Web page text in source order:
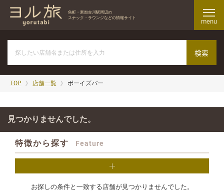
魚町・東加古川駅周辺の
スナック・ラウンジなどの情報サイト
menu
TOP 店舗一覧 ボーイズバー
見つかりませんでした。
特徴から探す Feature
お探しの条件と一致する店舗が見つかりませんでした。